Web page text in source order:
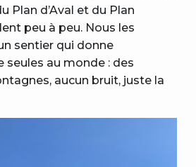
Plan d’Aval et du Plan
peu à peu. Nous les
sentier qui donne
seules au monde : des
aucun bruit, juste la